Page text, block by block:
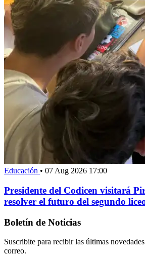
Educación • 07 Aug 2026 17:00
Presidente del Codicen visitará
resolver el futuro del segundo
Boletín de Noticias
Suscribite para recibir las últimas
correo.